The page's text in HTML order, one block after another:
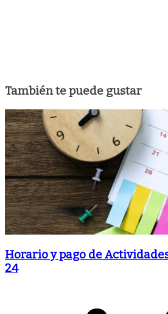
También te puede gustar
Horario y pago de
24